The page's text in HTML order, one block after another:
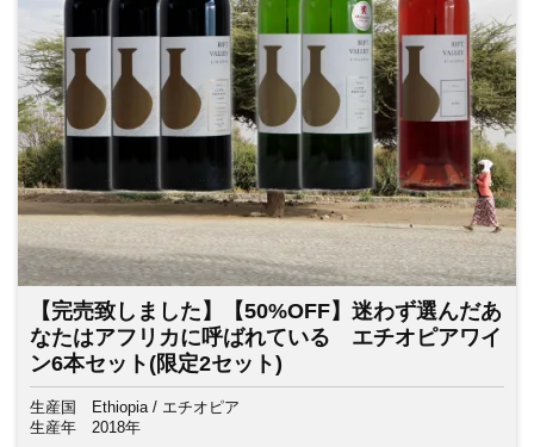
【完売致しました】【50%OFF】迷わず選んだあ
なたはアフリカに呼ばれている エチオピアワイ
ン6本セット(限定2セット)
生産国
Ethiopia / エチオピア
生産年
2018年